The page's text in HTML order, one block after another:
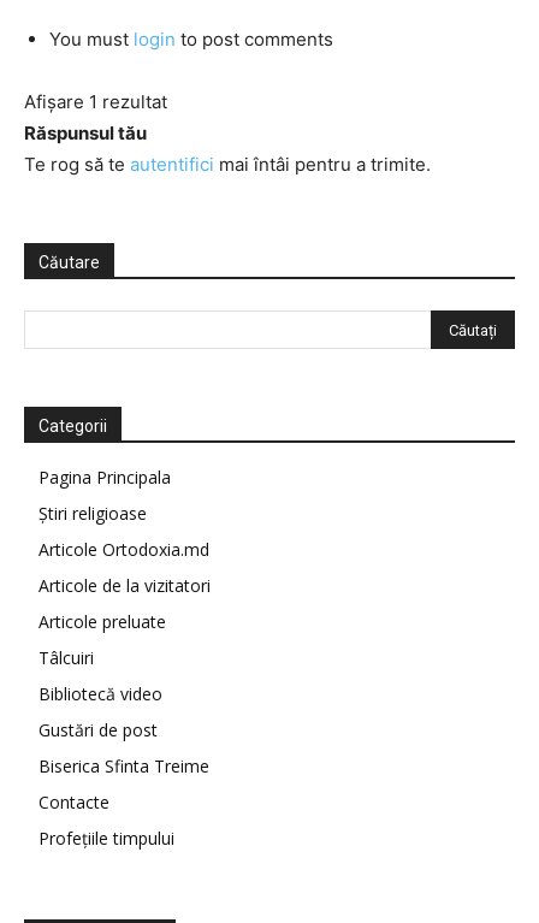
You must login to post comments
Afișare 1 rezultat
Răspunsul tău
Te rog să te autentifici mai întâi pentru a trimite.
Căutare
Categorii
Pagina Principala
Știri religioase
Articole Ortodoxia.md
Articole de la vizitatori
Articole preluate
Tâlcuiri
Bibliotecă video
Gustări de post
Biserica Sfinta Treime
Contacte
Profețiile timpului